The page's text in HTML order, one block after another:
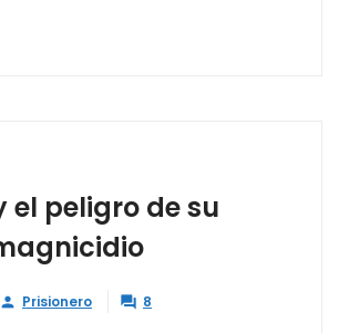
el peligro de su
 Prisionero  8